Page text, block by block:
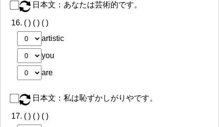
日本文：あなたは芸術的です。
16. ( ) ( ) ( )
artistic
you
are
日本文：私は恥ずかしがりやです。
17. ( ) ( ) ( )